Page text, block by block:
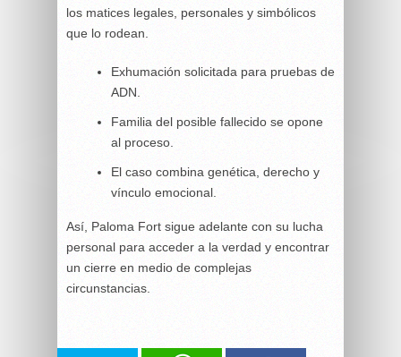
los matices legales, personales y simbólicos
que lo rodean.
Exhumación solicitada para pruebas de
ADN.
Familia del posible fallecido se opone
al proceso.
El caso combina genética, derecho y
vínculo emocional.
Así, Paloma Fort sigue adelante con su lucha
personal para acceder a la verdad y encontrar
un cierre en medio de complejas
circunstancias.